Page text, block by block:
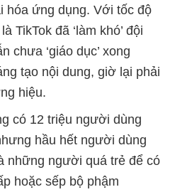
hóa ứng dụng. Với tốc độ
TikTok đã ‘làm khó’ đội
chưa ‘giáo dục’ xong
tạo nội dung, giờ lại phải
hiệu.
có 12 triệu người dùng
hầu hết người dùng
những người quá trẻ để có
hoặc sếp bộ phậm